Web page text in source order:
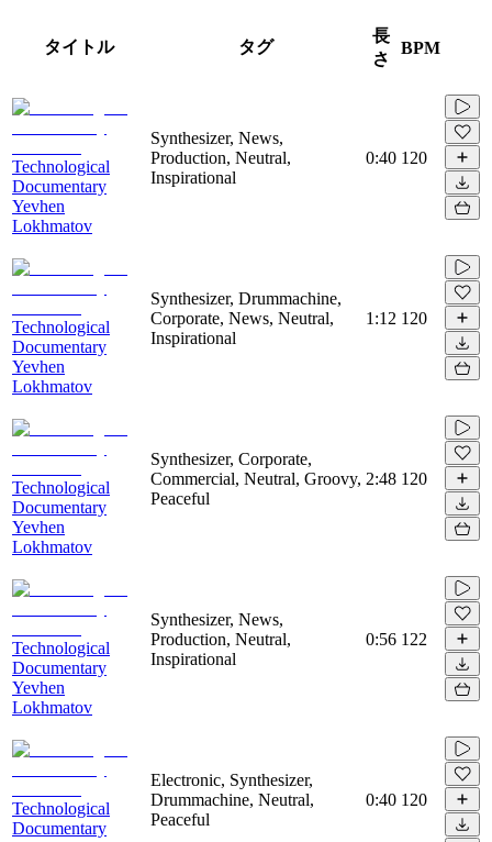
タイトル タグ
長
さ
BPM
Technological
Documentary
Yevhen
Lokhmatov
Synthesizer, News,
Production, Neutral,
Inspirational
0:40 120
Technological
Documentary
Yevhen
Lokhmatov
Synthesizer, Drummachine,
Corporate, News, Neutral,
Inspirational
1:12 120
Technological
Documentary
Yevhen
Lokhmatov
Synthesizer, Corporate,
Commercial, Neutral, Groovy,
Peaceful
2:48 120
Technological
Documentary
Yevhen
Lokhmatov
Synthesizer, News,
Production, Neutral,
Inspirational
0:56 122
Technological
Documentary
Electronic, Synthesizer,
Drummachine, Neutral,
Peaceful
0:40 120